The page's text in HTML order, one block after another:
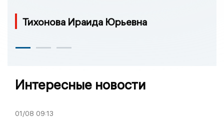
Тихонова Ираида Юрьевна
Интересные новости
01/08 09:13